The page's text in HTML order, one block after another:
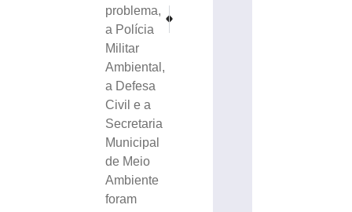
problema,
a Polícia
Militar
Ambiental,
a Defesa
Civil e a
Secretaria
Municipal
de Meio
Ambiente
foram
PRÓXIMO
Tombamento de caminhão mantém BR-282